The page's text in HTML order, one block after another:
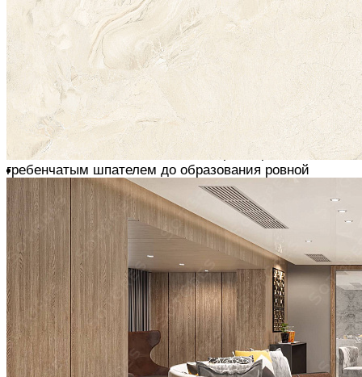
Используем специализированный клей для
керамогранита, разводим его согласно инструкции
При укладке плитки на ДСП и пол с обогревом
используем эластичный клей
При облицовке фасадов, террас, дорожек и т.д. -
морозоустойчивый клей для наружных работ
Клей наносим кельмой или мастерком, расшиваем
гребенчатым шпателем до образования ровной
поверхности
Для крупноформатных плит используем гребёнки с
зубцами прямоугольной или неправильной формы,
маркированные символом «R»
В зависимости от времени схватывания клея за один
заход укладывается 1 – 1,5 кв.м
АЛГОРИТМ УКЛАДКИ